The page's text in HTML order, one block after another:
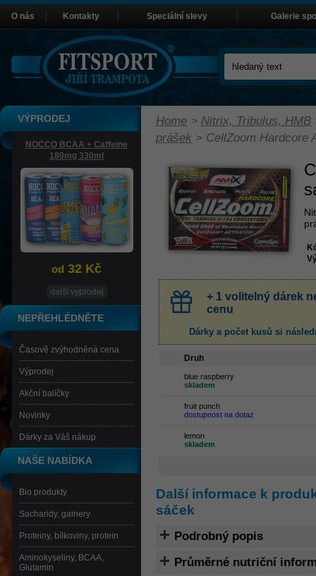
Home > Nitrix, Tribulus, HMB
prášek > CellZoom Hardcore
+ 1 volitelný dárek
cenu
Dárky a počet kusů si
Druh
blue raspberry
skladem
fruit punch
dostupnost na dotaz
lemon
skladem
Další informace k
sáček
Podrobný popis
Průměrné nutriční
VÝPRODEJ
NOCCO BCAA + Caffeine
180mg 330ml
od 32 Kč
další vyprodej
NEPŘEHLÉDNĚTE
Časově zvýhodněná cena
Výprodej
Akční balíčky
Novinky
Dárky za Váš nákup
NAŠE NABÍDKA
Bio produkty
Sacharidy, gainery
Proteiny, bílkoviny, protein
Aminokyseliny, BCAA,
Glutamin
O nás Kontakty Speciální slevy Galerie